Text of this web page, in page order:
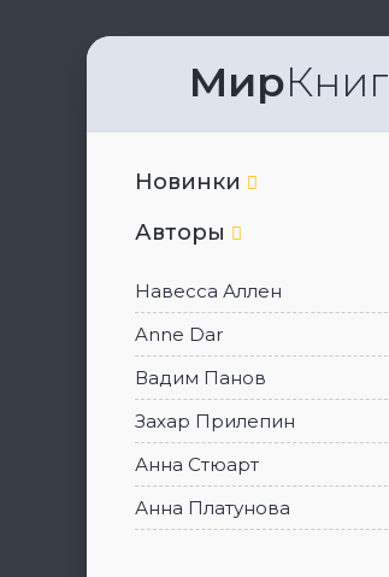
МирКниг
Новинки
Авторы
Навесса Аллен
Anne Dar
Вадим Панов
Захар Прилепин
Анна Стюарт
Анна Платунова